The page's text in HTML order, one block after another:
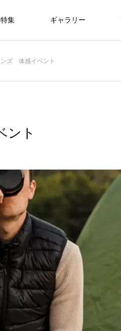
特集 ギャラリー
・8/9 ぶらんど～む一番町ス
ピアノ
プロジェクト2026
台店
イボール酒場 仙台一番町店
イス Endo
鼻科仙台一番町ぶらんどーむ店
ル
な贈り物に、仙台で腕時計を買
じめてでも安心の２つのお店
を探すなら？おすすめギフトガイド
ライフスタイル
初売りは仙台の“文化”
ズ 体感イベント
ト